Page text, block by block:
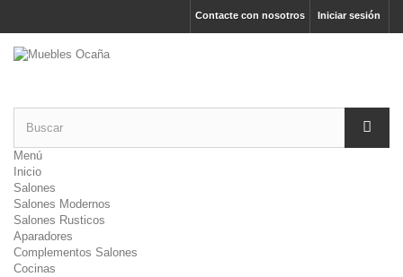
Iniciar sesión
Contacte con nosotros
Menú
Inicio
Salones
Salones Modernos
Salones Rusticos
Aparadores
Complementos Salones
Cocinas